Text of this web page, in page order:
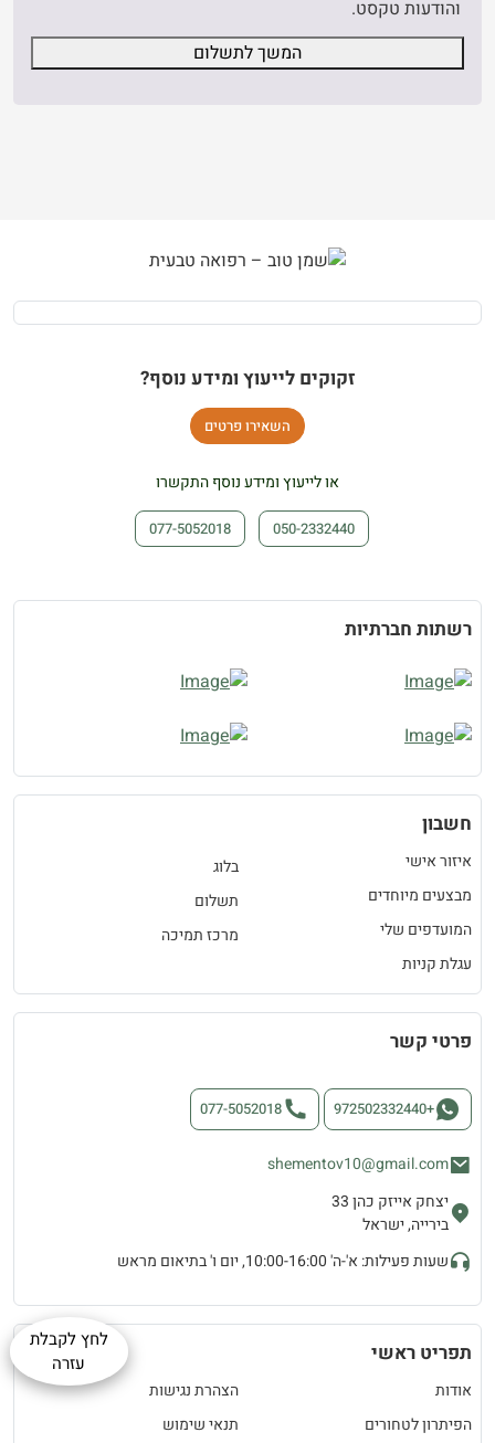
לחץ לקבלת
עזרה
והודעות טקסט.
המשך לתשלום
פרטי קשר
+972502332440
077-5052018
shementov10@gmail.com
יצחק אייזק כהן 33
בירייה, ישראל
שעות פעילות: א'-ה' 10:00-16:00, יום ו' בתיאום מראש
תפריט ראשי
אודות
הפיתרון לטחורים
הצהרת נגישות
תנאי שימוש
רשתות חברתיות
חשבון
איזור אישי
מבצעים מיוחדים
המועדפים שלי
עגלת קניות
בלוג
תשלום
מרכז תמיכה
זקוקים לייעוץ ומידע נוסף?
השאירו פרטים
או לייעוץ ומידע נוסף התקשרו
050-2332440
077-5052018